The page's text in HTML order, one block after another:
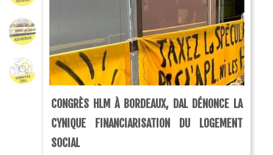
CONGRÈS HLM À BORDEAUX, DAL DÉNONCE LA
CYNIQUE FINANCIARISATION DU LOGEMENT
SOCIAL